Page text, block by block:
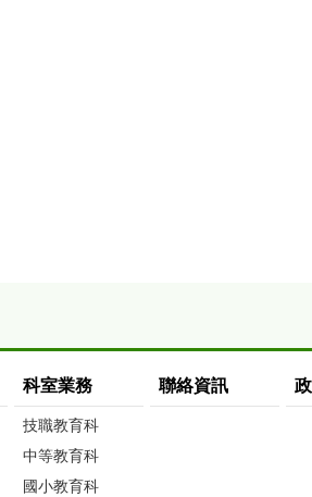
科室業務
技職教育科
中等教育科
國小教育科
聯絡資訊